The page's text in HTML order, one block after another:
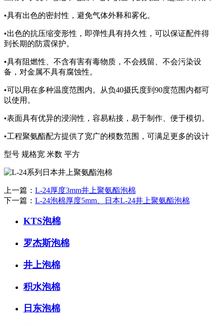
•具有出色的密封性，避免气体外释和雾化。
•出色的抗压缩变形性，即弹性具有持久性，可以保证配件得
到长期的防震保护。
•具有阻燃性、不含有害有毒物质，不会残留、不会污染设
备，对金属不具有腐蚀性。
•可以用在多种温度范围内。从负40摄氏度到90度范围内都可
以使用。
•表面具有优异的浸润性，容易粘接，易于制作、便于模切。
•工程聚氨酯配方提供了宽广的模数范围，可满足更多的设计
型号 规格宽 米数 平方
上一篇： L-24厚度3mm井上聚氨酯泡棉
下一篇： L-24泡棉厚度5mm、日本L-24井上聚氨酯泡棉
KTS泡棉
罗杰斯泡棉
井上泡棉
积水泡棉
日东泡棉